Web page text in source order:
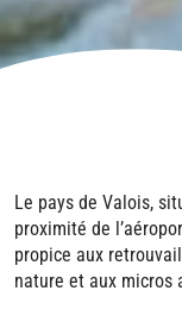
Le pays de Valois,
proximité de
propice aux
nature et aux micros